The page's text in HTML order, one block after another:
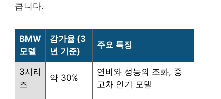
큽니다.
BMW
모델
감가율 (3
년 기준)
주요 특징
3시리
즈
약 30%
연비와 성능의 조화, 중
고차 인기 모델